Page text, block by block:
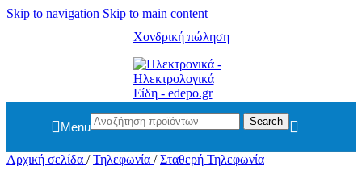
Skip to navigation Skip to main content
Χονδρική πώληση
Menu Search
Αρχική σελίδα / Τηλεφωνία / Σταθερή Τηλεφωνία